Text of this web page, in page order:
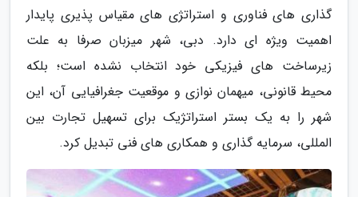
گذاری های فناوری و استراتژی های مقیاس پذیری پایدار
اهمیت ویژه ای دارد. دبی، شهر میزبان صرفا به علت
زیرساخت های فیزیکی خود انتخاب نشده است؛ بلکه
محیط قانونی، میهمان نوازی و موقعیت جغرافیایی آن، این
شهر را به یک بستر استراتژیک برای تسهیل تجارت بین
المللی، سرمایه گذاری و همکاری های فنی تبدیل کرد.